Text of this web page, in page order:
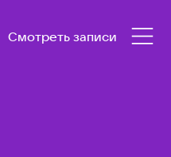
Смотреть записи